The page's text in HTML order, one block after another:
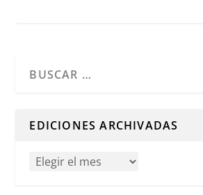
EDICIONES ARCHIVADAS